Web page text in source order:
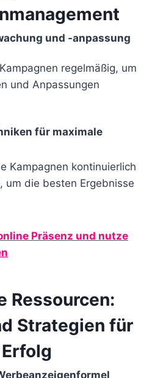
und -anpassung
regelmäßig, um
und Anpassungen
für maximale
Kampagnen kontinuierlich
um die besten Ergebnisse
Präsenz und nutze
Ressourcen:
Strategien für